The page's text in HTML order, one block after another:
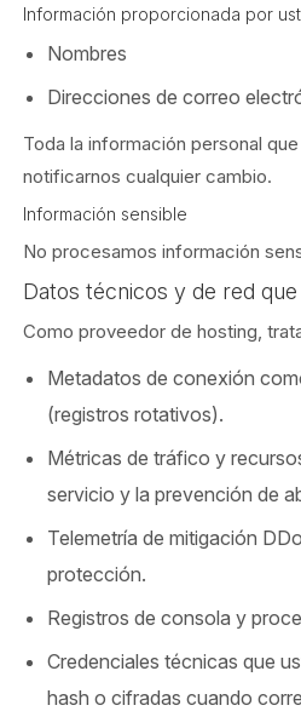
Información proporcionada por
Nombres
Direcciones de correo
Toda la información personal
notificarnos cualquier cambio.
Información sensible
No procesamos información
Datos técnicos y de red
Como proveedor de hosting,
Metadatos de conexión
(registros rotativos).
Métricas de tráfico y
servicio y la prevención de
Telemetría de mitigación
protección.
Registros de consola y
Credenciales técnicas que
hash o cifradas cuando